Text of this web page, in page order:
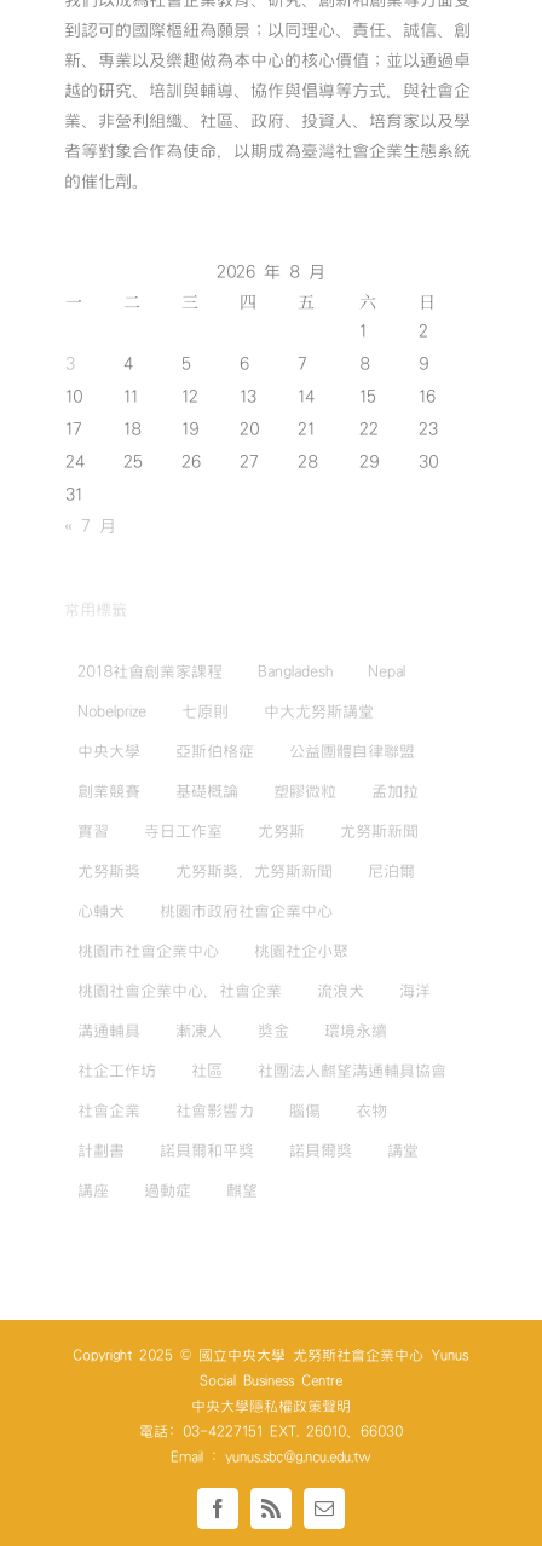
到認可的國際樞紐為願景；以同理心、責任、誠信、創
新、專業以及樂趣做為本中心的核心價值；並以通過卓
越的研究、培訓與輔導、協作與倡導等方式，與社會企
業、非營利組織、社區、政府、投資人、培育家以及學
者等對象合作為使命，以期成為臺灣社會企業生態系統
的催化劑。
2026 年 8 月
一 二 三 四 五 六 日
1
2
3
4 5 6 7 8
9
10
11 12 13 14 15
16
17
18 19 20 21 22
23
24
25 26 27 28 29
30
31
« 7 月
常用標籤
2018社會創業家課程 Bangladesh Nepal
Nobelprize 七原則 中大尤努斯講堂
中央大學 亞斯伯格症 公益團體自律聯盟
創業競賽 基礎概論 塑膠微粒 孟加拉
實習 寺日工作室 尤努斯 尤努斯新聞
尤努斯獎 尤努斯獎，尤努斯新聞 尼泊爾
心輔犬 桃園市政府社會企業中心
桃園市社會企業中心 桃園社企小聚
桃園社會企業中心，社會企業 流浪犬 海洋
溝通輔具 漸凍人 獎金 環境永續
社企工作坊 社區 社團法人麒望溝通輔具協會
社會企業 社會影響力 腦傷 衣物
計劃書 諾貝爾和平獎 諾貝爾獎 講堂
講座 過動症 麒望
Copyright 2025 © 國立中央大學 尤努斯社會企業中心 Yunus
Social Business Centre
中央大學隱私權政策聲明
電話: 03-4227151 EXT. 26010、66030
Email : yunus.sbc@g.ncu.edu.tw
Facebook
Rss Email: